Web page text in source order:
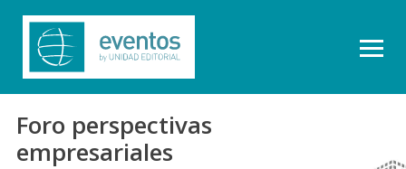
Foro perspectivas
empresariales